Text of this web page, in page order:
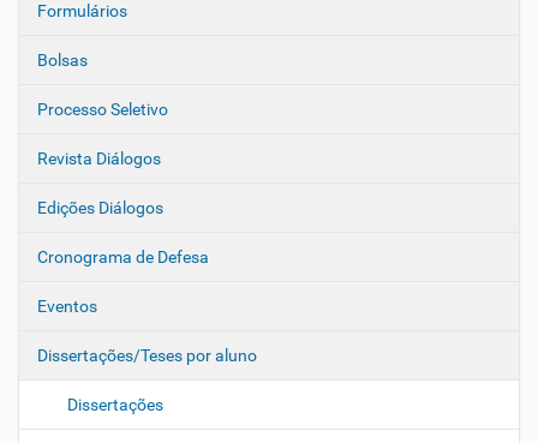
Formulários
Bolsas
Processo Seletivo
Revista Diálogos
Edições Diálogos
Cronograma de Defesa
Eventos
Dissertações/Teses por aluno
Dissertações